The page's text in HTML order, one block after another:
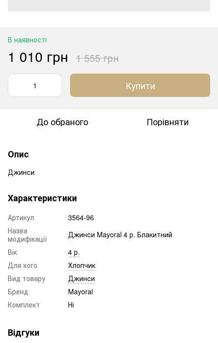
В наявності
1 010 грн 1 555 грн
Купити
До обраного Порівняти
Опис
Джинси
Характеристики
Артикул
3564-96
Назва
модифікації
Джинси Mayoral 4 р. Блакитний
Вік
4 р.
Для кого
Хлопчик
Вид товару
Джинси
Бренд
Mayoral
Комплект
Ні
Відгуки